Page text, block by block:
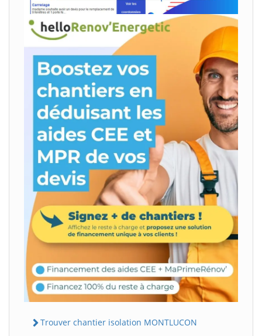
Trouver chantier isolation MONTLUCON